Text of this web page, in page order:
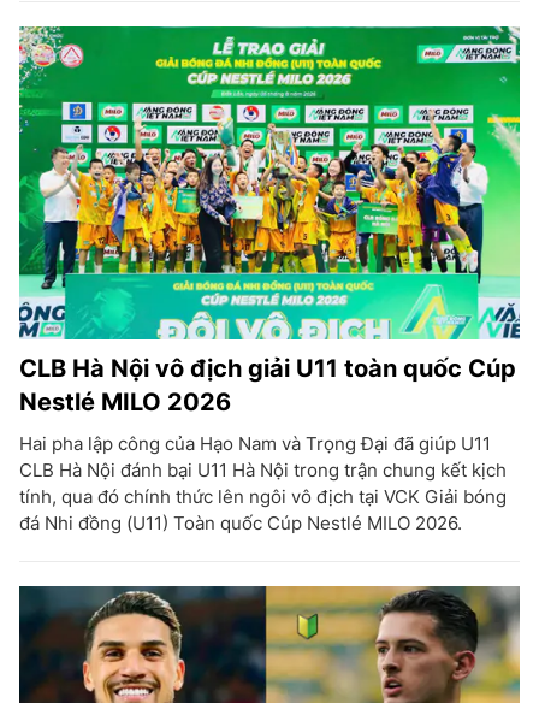
CLB Hà Nội vô địch giải U11 toàn quốc Cúp
Nestlé MILO 2026
Hai pha lập công của Hạo Nam và Trọng Đại đã giúp U11
CLB Hà Nội đánh bại U11 Hà Nội trong trận chung kết kịch
tính, qua đó chính thức lên ngôi vô địch tại VCK Giải bóng
đá Nhi đồng (U11) Toàn quốc Cúp Nestlé MILO 2026.